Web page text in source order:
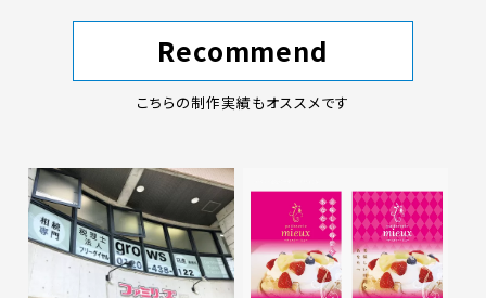
Recommend
こちらの制作実績もオススメです